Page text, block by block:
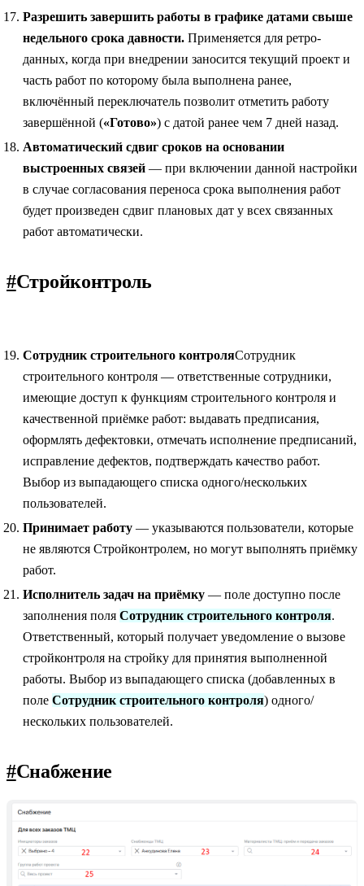
Разрешить завершить работы в графике датами свыше
недельного срока давности. Применяется для ретро-
данных, когда при внедрении заносится текущий проект и
часть работ по которому была выполнена ранее,
включённый переключатель позволит отметить работу
завершённой («Готово») с датой ранее чем 7 дней назад.
Автоматический сдвиг сроков на основании
выстроенных связей — при включении данной настройки
в случае согласования переноса срока выполнения работ
будет произведен сдвиг плановых дат у всех связанных
работ автоматически.
#Стройконтроль
Сотрудник строительного контроляСотрудник
строительного контроля — ответственные сотрудники,
имеющие доступ к функциям строительного контроля и
качественной приёмке работ: выдавать предписания,
оформлять дефектовки, отмечать исполнение предписаний,
исправление дефектов, подтверждать качество работ.
Выбор из выпадающего списка одного/нескольких
пользователей.
Принимает работу — указываются пользователи, которые
не являются Стройконтролем, но могут выполнять приёмку
работ.
Исполнитель задач на приёмку — поле доступно после
заполнения поля Сотрудник строительного контроля.
Ответственный, который получает уведомление о вызове
стройконтроля на стройку для принятия выполненной
работы. Выбор из выпадающего списка (добавленных в
поле Сотрудник строительного контроля) одного/
нескольких пользователей.
#Снабжение